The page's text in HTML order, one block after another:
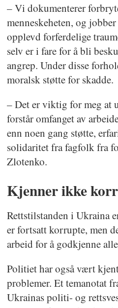
– Vi dokumenterer
menneskeheten, og
opplevd forferdelige
selv er i fare for å bli
angrep. Under disse
moralsk støtte for skadde.
– Det er viktig for meg at
forstår omfanget av
enn noen gang støtte,
solidaritet fra fagfolk fra
Zlotenko.
Kjenner ikke
Rettstilstanden i Ukraina
er fortsatt korrupte, men
arbeid for å godkjenne
Politiet har også vært
problemer. Et temanotat
Ukrainas politi- og